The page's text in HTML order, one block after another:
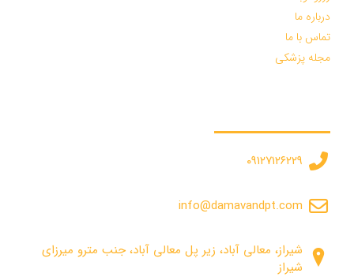
درباره ما
تماس با ما
مجله پزشکی
۰۹۱۲۷۱۲۶۲۲۹
info@damavandpt.com
شیراز، معالی آباد، زیر پل معالی آباد، جنب مترو میرزای
شیراز